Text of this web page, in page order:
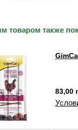
товаром также
83,00